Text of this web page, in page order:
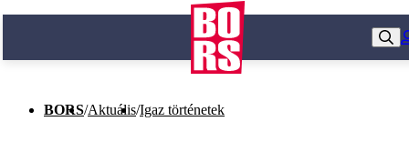
BORS/Aktuális/Igaz történetek